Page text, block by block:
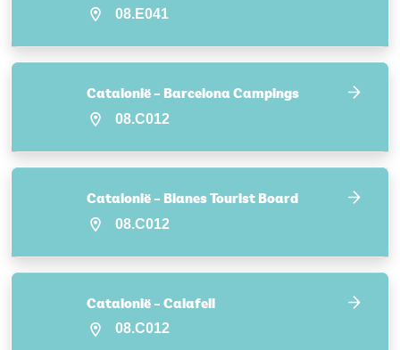
08.E041
Catalonië – Barcelona Campings
08.C012
Catalonië – Blanes Tourist Board
08.C012
Catalonië – Calafell
08.C012